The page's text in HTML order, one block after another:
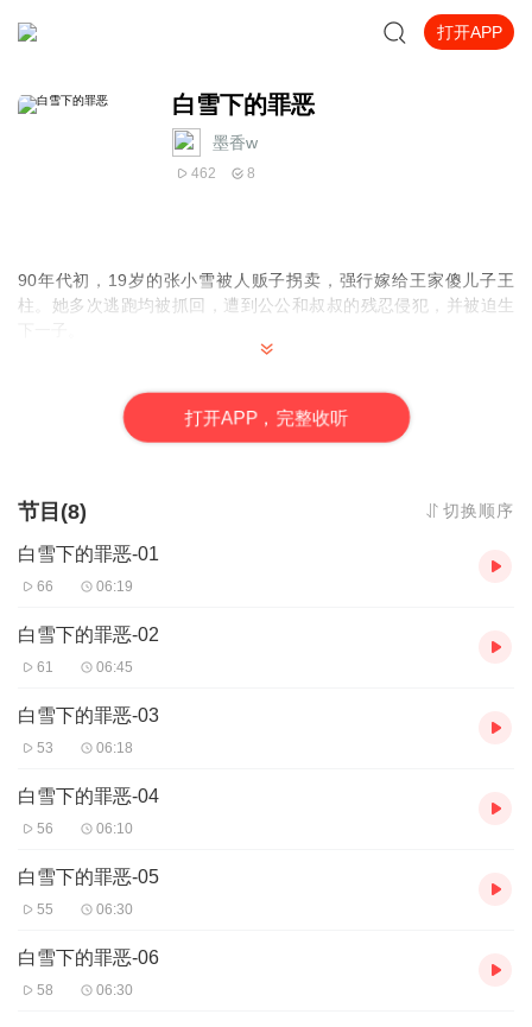
打开APP
白雪下的罪恶
墨香w
462 8
90年代初，19岁的张小雪被人贩子拐卖，强行嫁给王家傻儿子王
柱。她多次逃跑均被抓回，遭到公公和叔叔的残忍侵犯，并被迫生
疯卖傻，以此降低王家警惕。她利用日常机会，设计一系列“意外”，
先后让虐待她的公公、叔叔和参与看管的人贩子丧命，为自己和孩
最终，张小雪带着年幼的儿子，逃离了这个噩梦般的地方，历经艰
辛回到了父亲身边，揭露了这段充满血泪的遭遇，控诉了贩卖人口
的罪恶。
打开APP，完整收听
节目(8) 切换顺序
白雪下的罪恶-01
66 06:19
白雪下的罪恶-02
61 06:45
白雪下的罪恶-03
53 06:18
白雪下的罪恶-04
56 06:10
白雪下的罪恶-05
55 06:30
白雪下的罪恶-06
58 06:30